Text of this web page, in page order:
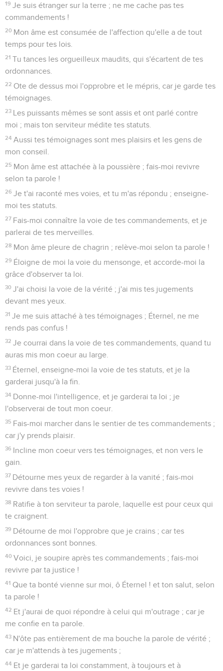
19 Je suis étranger sur la terre ; ne me cache pas tes
commandements !
20 Mon âme est consumée de l'affection qu'elle a de tout
temps pour tes lois.
21 Tu tances les orgueilleux maudits, qui s'écartent de tes
ordonnances.
22 Ote de dessus moi l'opprobre et le mépris, car je garde tes
témoignages.
23 Les puissants mêmes se sont assis et ont parlé contre
moi ; mais ton serviteur médite tes statuts.
24 Aussi tes témoignages sont mes plaisirs et les gens de
mon conseil.
25 Mon âme est attachée à la poussière ; fais-moi revivre
selon ta parole !
26 Je t'ai raconté mes voies, et tu m'as répondu ; enseigne-
moi tes statuts.
27 Fais-moi connaître la voie de tes commandements, et je
parlerai de tes merveilles.
28 Mon âme pleure de chagrin ; relève-moi selon ta parole !
29 Éloigne de moi la voie du mensonge, et accorde-moi la
grâce d'observer ta loi.
30 J'ai choisi la voie de la vérité ; j'ai mis tes jugements
devant mes yeux.
31 Je me suis attaché à tes témoignages ; Éternel, ne me
rends pas confus !
32 Je courrai dans la voie de tes commandements, quand tu
auras mis mon coeur au large.
33 Éternel, enseigne-moi la voie de tes statuts, et je la
garderai jusqu'à la fin.
34 Donne-moi l'intelligence, et je garderai ta loi ; je
l'observerai de tout mon coeur.
35 Fais-moi marcher dans le sentier de tes commandements ;
car j'y prends plaisir.
36 Incline mon coeur vers tes témoignages, et non vers le
gain.
37 Détourne mes yeux de regarder à la vanité ; fais-moi
revivre dans tes voies !
38 Ratifie à ton serviteur ta parole, laquelle est pour ceux qui
te craignent.
39 Détourne de moi l'opprobre que je crains ; car tes
ordonnances sont bonnes.
40 Voici, je soupire après tes commandements ; fais-moi
revivre par ta justice !
41 Que ta bonté vienne sur moi, ô Éternel ! et ton salut, selon
ta parole !
42 Et j'aurai de quoi répondre à celui qui m'outrage ; car je
me confie en ta parole.
43 N'ôte pas entièrement de ma bouche la parole de vérité ;
car je m'attends à tes jugements ;
44 Et je garderai ta loi constamment, à toujours et à